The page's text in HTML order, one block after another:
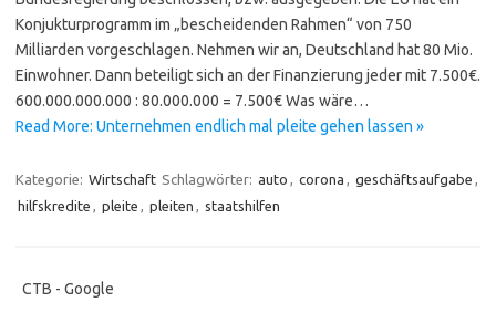
Konjukturprogramm im „bescheidenden Rahmen“ von 750
Milliarden vorgeschlagen. Nehmen wir an, Deutschland hat 80 Mio.
Einwohner. Dann beteiligt sich an der Finanzierung jeder mit 7.500€.
600.000.000.000 : 80.000.000 = 7.500€ Was wäre…
Read More: Unternehmen endlich mal pleite gehen lassen »
Kategorie: Wirtschaft Schlagwörter: auto corona geschäftsaufgabe
hilfskredite
pleite pleiten staatshilfen
CTB - Google